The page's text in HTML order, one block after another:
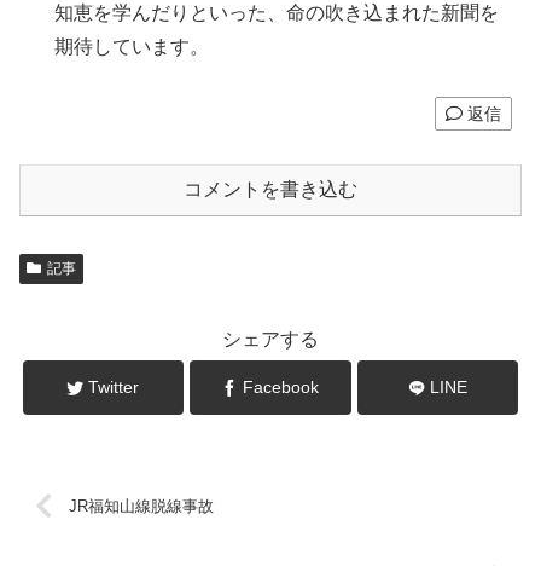
知恵を学んだりといった、命の吹き込まれた新聞を
期待しています。
返信
コメントを書き込む
記事
シェアする
Twitter Facebook LINE
JR福知山線脱線事故